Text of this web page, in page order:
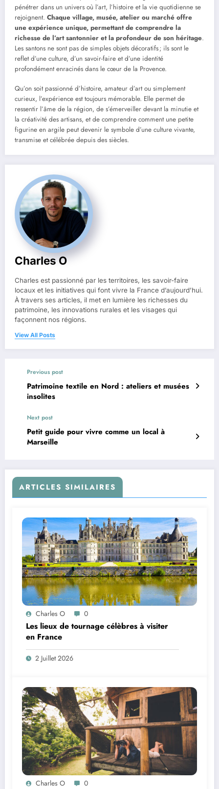
pénétrer dans un univers où l’art, l’histoire et la vie quotidienne se
rejoignent. Chaque village, musée, atelier ou marché offre
une expérience unique, permettant de comprendre la
richesse de l’art santonnier et la profondeur de son héritage.
Les santons ne sont pas de simples objets décoratifs ; ils sont le
reflet d’une culture, d’un savoir-faire et d’une identité
profondément enracinés dans le cœur de la Provence.
Qu’on soit passionné d’histoire, amateur d’art ou simplement
curieux, l’expérience est toujours mémorable. Elle permet de
ressentir l’âme de la région, de s’émerveiller devant la minutie et
la créativité des artisans, et de comprendre comment une petite
figurine en argile peut devenir le symbole d’une culture vivante,
transmise et célébrée depuis des siècles.
Charles O
Charles est passionné par les territoires, les savoir-faire
locaux et les initiatives qui font vivre la France d’aujourd’hui.
À travers ses articles, il met en lumière les richesses du
patrimoine, les innovations rurales et les visages qui
façonnent nos régions.
View All Posts
Previous post
Patrimoine textile en Nord : ateliers et musées
insolites
Next post
Petit guide pour vivre comme un local à
Marseille
ARTICLES SIMILAIRES
Charles O 0
Les lieux de tournage célèbres à visiter
en France
2 Juillet 2026
Charles O 0